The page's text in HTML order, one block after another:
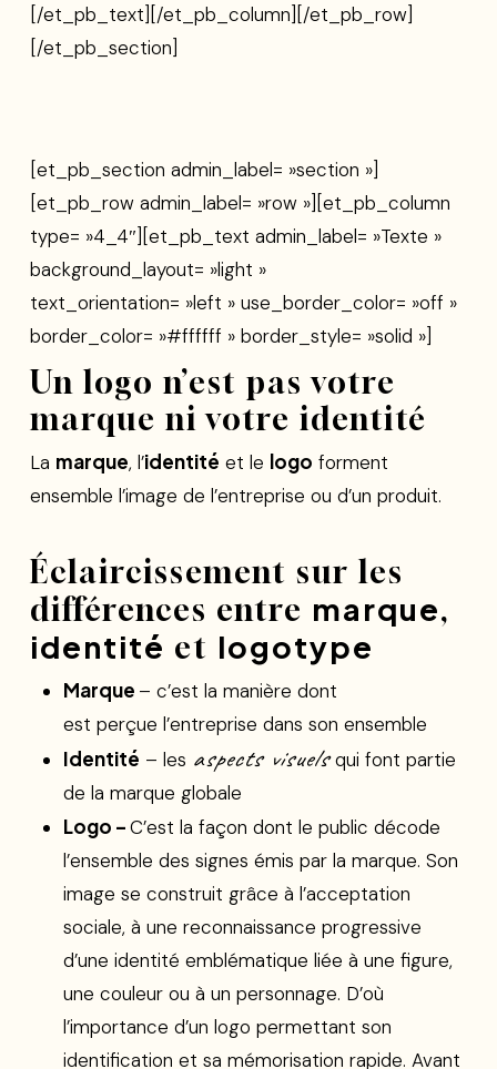
[/et_pb_text][/et_pb_column][/et_pb_row]
[/et_pb_section]
[et_pb_section admin_label= »section »]
[et_pb_row admin_label= »row »][et_pb_column
type= »4_4″][et_pb_text admin_label= »Texte »
background_layout= »light »
text_orientation= »left » use_border_color= »off »
border_color= »#ffffff » border_style= »solid »]
Un logo n’est pas votre
marque ni votre identité
La marque, l’identité et le logo forment
ensemble l’image de l’entreprise ou d’un produit.
Éclaircissement sur les
différences entre marque,
identité et logotype
Marque – c’est la manière dont
est perçue l’entreprise dans son ensemble
Identité – les aspects visuelsqui font partie
de la marque globale
Logo –C’est la façon dont le public décode
l’ensemble des signes émis par la marque. Son
image se construit grâce à l’acceptation
sociale, à une reconnaissance progressive
d’une identité emblématique liée à une figure,
une couleur ou à un personnage. D’où
l’importance d’un logo permettant son
identification et sa mémorisation rapide. Avant